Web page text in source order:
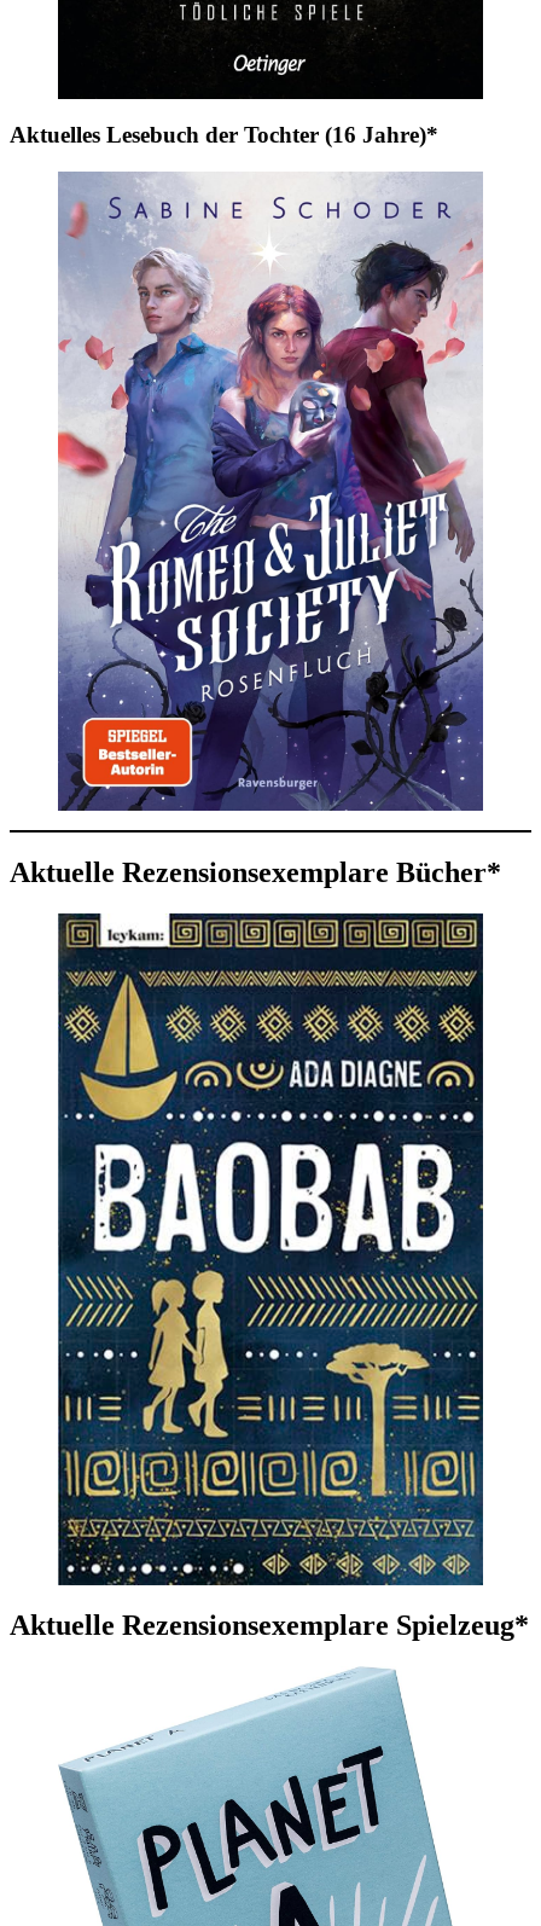
Aktuelles Lesebuch der Tochter (16 Jahre)*
Aktuelle Rezensionsexemplare Bücher*
Aktuelle Rezensionsexemplare Spielzeug*